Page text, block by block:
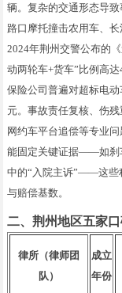
辆。复杂的交通形态导
路口摩托撞击农用车、
2024年荆州交警公布的
动两轮车+货车”比例高
保险公司普遍对超标电
元。事故责任复核、伤
网约车平台追偿等专业
能固定关键证据——如刹
中的“入院主诉”——这些
与赔偿基数。
二、荆州地区五家
律所（律师团
队）
成立
年份